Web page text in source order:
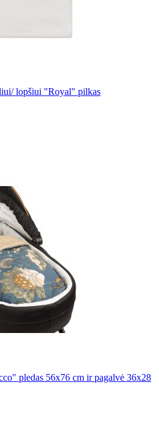
lopšiui "Royal" pilkas
pledas 56x76 cm ir pagalvė 36x28